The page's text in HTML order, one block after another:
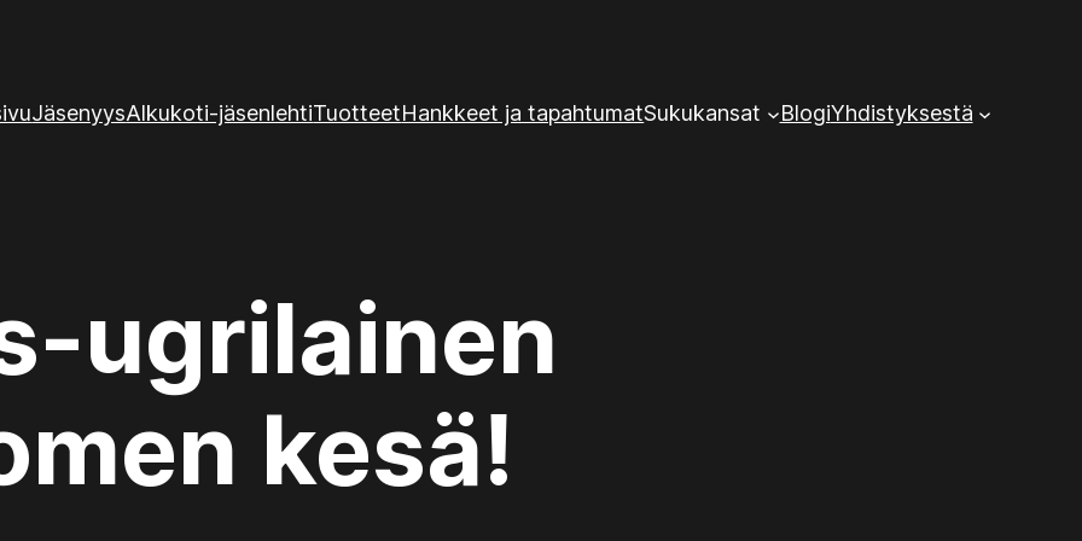
JäsenyysAlkukoti-jäsenlehtiTuotteetHankkeet ja tapahtumatSukukansat BlogiYhdistyksestä
ugrilainen
kesä!